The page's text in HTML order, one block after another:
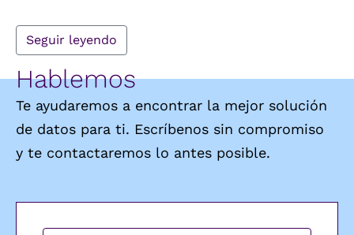
Seguir leyendo
Hablemos
Te ayudaremos a encontrar la mejor solución
de datos para ti. Escríbenos sin compromiso
y te contactaremos lo antes posible.